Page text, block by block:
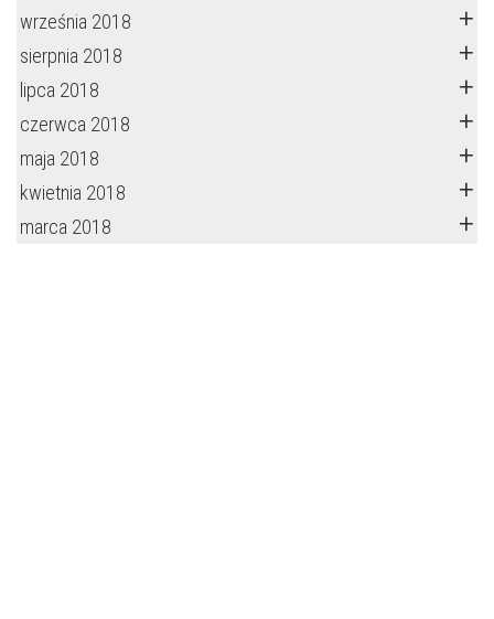
września 2018
sierpnia 2018
lipca 2018
czerwca 2018
maja 2018
kwietnia 2018
marca 2018